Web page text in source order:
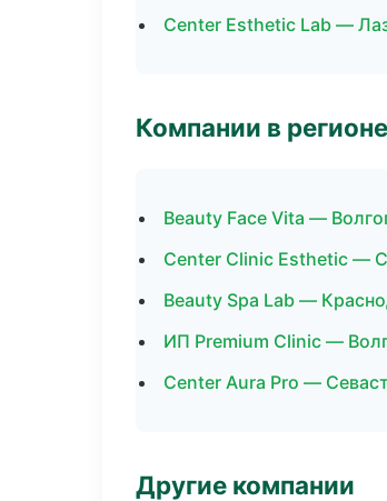
Center Esthetic Lab —
Компании в
Beauty Face Vita —
Center Clinic Esthetic —
Beauty Spa Lab —
ИП Premium Clinic —
Center Aura Pro —
Другие компании